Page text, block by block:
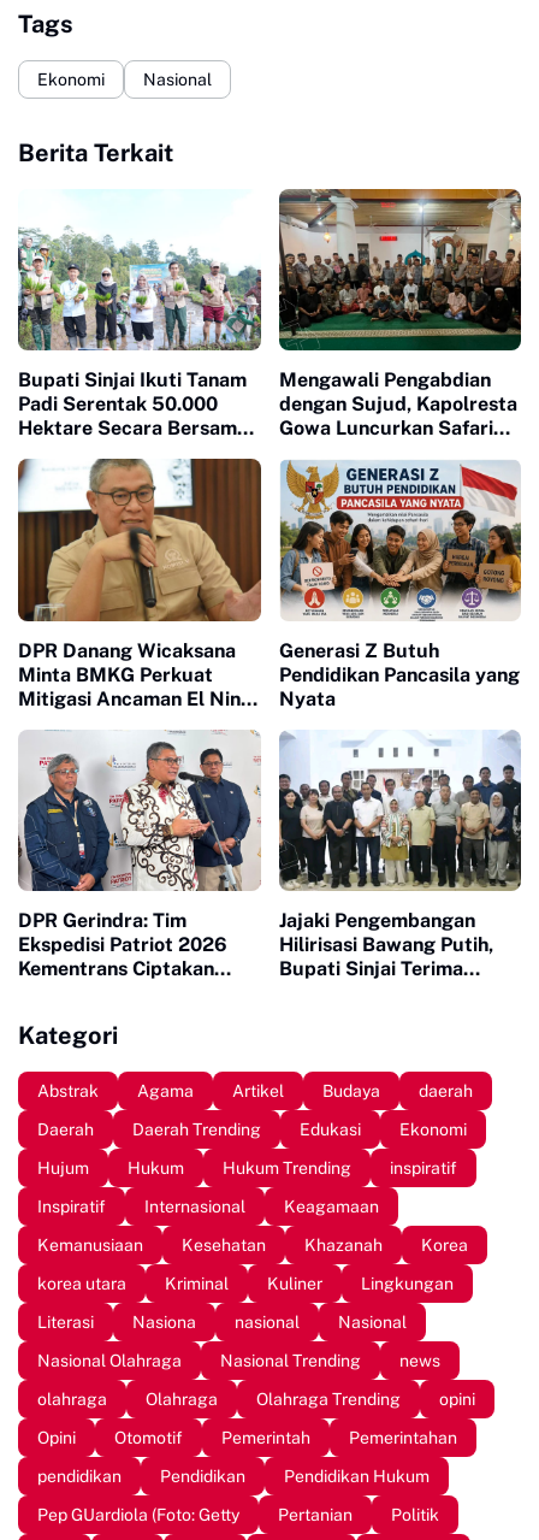
Tags
Ekonomi Nasional
Berita Terkait
Bupati Sinjai Ikuti Tanam
Padi Serentak 50.000
Hektare Secara Bersama
Mengawali Pengabdian
dengan Sujud, Kapolresta
Gowa Luncurkan Safari
Qur'an di Masjid Tua
DPR Danang Wicaksana
Minta BMKG Perkuat
Mitigasi Ancaman El Nino
Generasi Z Butuh
Pendidikan Pancasila yang
Nyata
DPR Gerindra: Tim
Ekspedisi Patriot 2026
Kementrans Ciptakan
Transmigrasi
Jajaki Pengembangan
Hilirisasi Bawang Putih,
Bupati Sinjai Terima
Kategori
Abstrak Agama Artikel Budaya
daerah
Daerah
Daerah Trending Edukasi
Ekonomi
Hujum
Hukum Hukum Trending
inspiratif
Inspiratif
Internasional
Keagamaan
Kemanusiaan
Kesehatan Khazanah
Korea
korea utara
Kriminal Kuliner
Lingkungan
Literasi
Nasiona nasional
Nasional
Nasional Olahraga
Nasional Trending
news
olahraga
Olahraga Olahraga Trending
opini
Opini
Otomotif Pemerintah
Pemerintahan
pendidikan
Pendidikan
Pendidikan Hukum
Pep GUardiola (Foto: Getty
Pertanian
Politik